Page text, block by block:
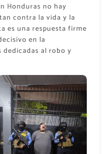
Honduras no hay
contra la vida y la
es una respuesta firme
en la
al robo y